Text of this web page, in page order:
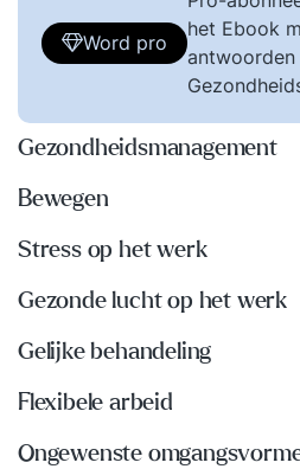
Word pro
het Ebook
Gezondheidsmanagement
Bewegen
Stress op het werk
Gezonde lucht op het werk
Gelijke behandeling
Flexibele arbeid
Ongewenste